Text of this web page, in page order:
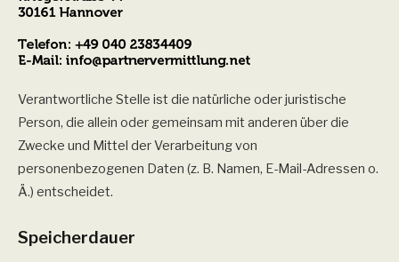
Verantwortliche Stelle ist die natürliche oder juristische
Person, die allein oder gemeinsam mit anderen über die
Zwecke und Mittel der Verarbeitung von
personenbezogenen Daten (z. B. Namen, E-Mail-Adressen o.
Ä.) entscheidet.
Speicherdauer